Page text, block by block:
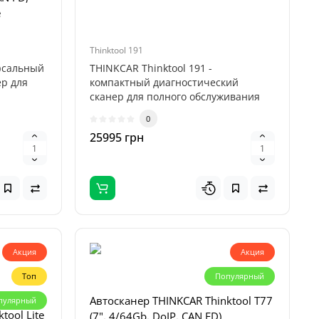
Diagzone Pro (EasyDiag 2.0, 3.0, DBScar) легкові + електро
Pro
DBScar
..
для
Thinktool 191
THINKCAR Thinktool 191 -
компактный диагностический
сканер для полного обслуживания
0
25995 грн
Акция
Топ
Lite
Акция
Популярный
Автосканер THINKCAR Thinktool T77
(7", 4/64Gb, DoIP, CAN FD)